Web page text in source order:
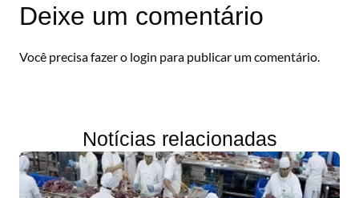
Deixe um comentário
Você precisa fazer o login para publicar um comentário.
Notícias relacionadas